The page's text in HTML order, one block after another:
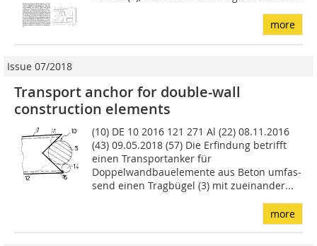
more
Issue 07/2018
Transport anchor for double-wall
construction elements
(10) DE 10 2016 121 271 Al (22) 08.11.2016
(43) 09.05.2018 (57) Die Erfindung betrifft
einen Trans­portanker für
Doppelwandbauelemente aus Beton umfas­
send einen Tragbügel (3) mit zueinander...
more